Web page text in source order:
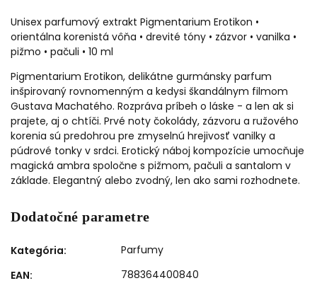
Unisex parfumový extrakt Pigmentarium Erotikon •
orientálna korenistá vôňa • drevité tóny • zázvor • vanilka •
pižmo • pačuli • 10 ml
Pigmentarium Erotikon, delikátne gurmánsky parfum
inšpirovaný rovnomenným a kedysi škandálnym filmom
Gustava Machatého. Rozpráva príbeh o láske - a len ak si
prajete, aj o chtíči. Prvé noty čokolády, zázvoru a ružového
korenia sú predohrou pre zmyselnú hrejivosť vanilky a
púdrové tonky v srdci. Erotický náboj kompozície umocňuje
magická ambra spoločne s pižmom, pačuli a santalom v
základe. Elegantný alebo zvodný, len ako sami rozhodnete.
Dodatočné parametre
Kategória:
Parfumy
EAN:
788364400840